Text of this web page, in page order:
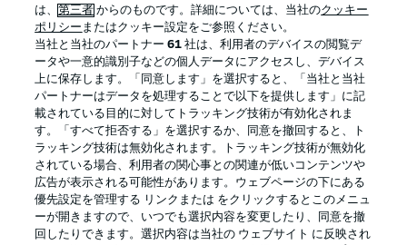
ログイン
Football as it's meant to be
BUNDESLIGA APP
は、第三者 からのものです。詳細については、当社のクッキー
ポリシー またはクッキー設定をご参照ください。
当社と当社のパートナー61 社は、利用者のデバイスの閲覧デ
ータや一意的識別子などの個人データにアクセスし、デバイス
上に保存します。「同意します」を選択すると、「当社と当社
パートナーはデータを処理することで以下を提供します」に記
載されている目的に対してトラッキング技術が有効化されま
す。「すべて拒否する」を選択するか、同意を撤回すると、ト
ラッキング技術は無効化されます。トラッキング技術が無効化
されている場合、利用者の関心事との関連が低いコンテンツや
広告が表示される可能性があります。ウェブページの下にある
優先設定を管理する リンクまたは をクリックするとこのメニュ
ーが開きますので、いつでも選択内容を変更したり、同意を撤
回したりできます。選択内容は当社の ウェブサイト に反映され